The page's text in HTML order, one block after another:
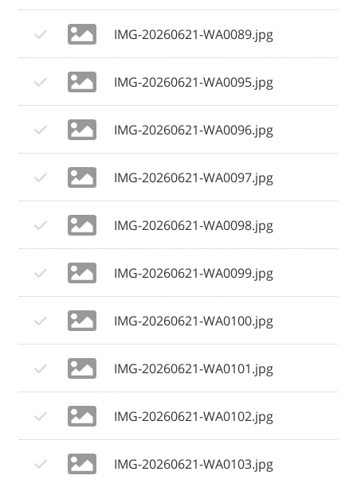
IMG-20260621-WA0089.jpg
IMG-20260621-WA0095.jpg
IMG-20260621-WA0096.jpg
IMG-20260621-WA0097.jpg
IMG-20260621-WA0098.jpg
IMG-20260621-WA0099.jpg
IMG-20260621-WA0100.jpg
IMG-20260621-WA0101.jpg
IMG-20260621-WA0102.jpg
IMG-20260621-WA0103.jpg